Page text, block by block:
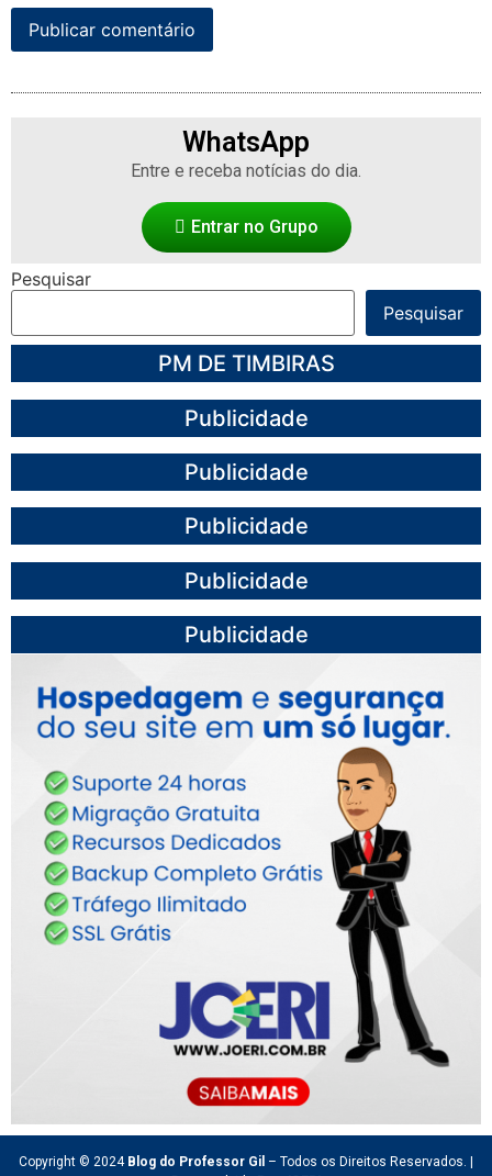
WhatsApp
Entre e receba notícias do dia.
Entrar no Grupo
Pesquisar
Pesquisar
PM DE TIMBIRAS
Publicidade
Publicidade
Publicidade
Publicidade
Publicidade
Copyright © 2024 Blog do Professor Gil – Todos os Direitos Reservados. |